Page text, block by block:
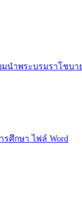
นำพระบรมราโชบา
ศึกษา ไฟล์ Word